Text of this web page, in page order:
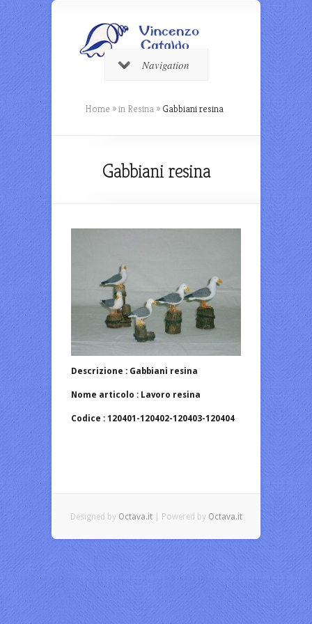
Navigation
Home »in Resina » Gabbiani resina
Gabbiani resina
Descrizione : Gabbiani resina
Nome articolo : Lavoro resina
Codice : 120401-120402-120403-120404
Designed by Octava.it| Powered by Octava.it